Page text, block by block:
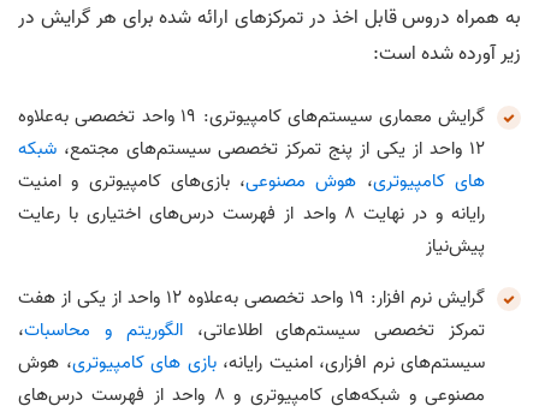
به همراه دروس قابل اخذ در تمرکز‌های ارائه شده برای هر گرایش در
زیر آورده شده است:
گرایش معماری سیستم‌های کامپیوتری: 19 واحد تخصصی به‌علاوه
12 واحد از یکی از پنج تمرکز تخصصی سیستم‌های مجتمع،
شبکه
های کامپیوتری، هوش مصنوعی، بازی‌های کامپیوتری و امنیت
رایانه و در نهایت 8 واحد از فهرست درس‌های اختیاری با رعایت
پیش‌نیاز
گرایش نرم افزار: 19 واحد تخصصی به‌علاوه 12 واحد از یکی از هفت
تمرکز تخصصی سیستم‌های اطلاعاتی،الگوریتم و محاسبات،
سیستم‌های نرم افزاری، امنیت رایانه،بازی‌ های کامپیوتری، هوش
مصنوعی و شبکه‌های کامپیوتری و 8 واحد از فهرست درس‌های